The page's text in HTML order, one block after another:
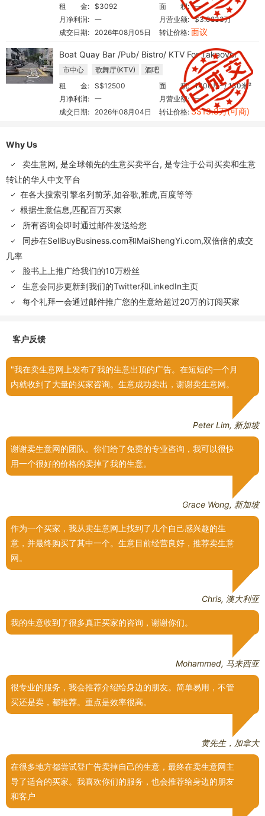
面 积: 一
租 金: $3092
月营业额: $3.0833万
月净利润: 一
转让价格: 面议
成交日期: 2026年08月05日
Boat Quay Bar /Pub/ Bistro/ KTV For Takeover
市中心 歌舞厅(KTV)
酒吧
面 积: 1400尺² / 130米²
租 金: S$12500
月营业额: 一
月净利润: 一
转让价格:S$13.8万(可商)
成交日期: 2026年08月04日
Why Us
卖生意网, 是全球领先的生意买卖平台, 是专注于公司买卖和生意
转让的华人中文平台
在各大搜索引擎名列前茅,如谷歌,雅虎,百度等等
根据生意信息,匹配百万买家
所有咨询会即时通过邮件发送给您
同步在SellBuyBusiness.com和MaiShengYi.com,双倍倍的成交
几率
脸书上上推广给我们的10万粉丝
生意会同步更新到我们的Twitter和LinkedIn主页
每个礼拜一会通过邮件推广您的生意给超过20万的订阅买家
客户反馈
我在卖生意网上发布了我的生意出顶的广告。在短短的一个月
内就收到了大量的买家咨询。生意成功卖出，谢谢卖生意网。
Peter Lim, 新加坡
谢谢卖生意网的团队。你们给了免费的专业咨询，我可以很快
用一个很好的价格的卖掉了我的生意。
Grace Wong, 新加坡
作为一个买家，我从卖生意网上找到了几个自己感兴趣的生
意，并最终购买了其中一个。生意目前经营良好，推荐卖生意
网。
Chris, 澳大利亚
我的生意收到了很多真正买家的咨询，谢谢你们。
Mohammed, 马来西亚
很专业的服务，我会推荐介绍给身边的朋友。简单易用，不管
买还是卖，都推荐。重点是效率很高。
黄先生，加拿大
在很多地方都尝试登广告卖掉自己的生意，最终在卖生意网主
导了适合的买家。我喜欢你们的服务，也会推荐给身边的朋友
和客户